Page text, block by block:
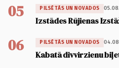
05 PILSĒTĀS UN NOVADOS
Izstādes Rūjienas
06 PILSĒTĀS UN NOVADOS
Kabatā divvirzienu